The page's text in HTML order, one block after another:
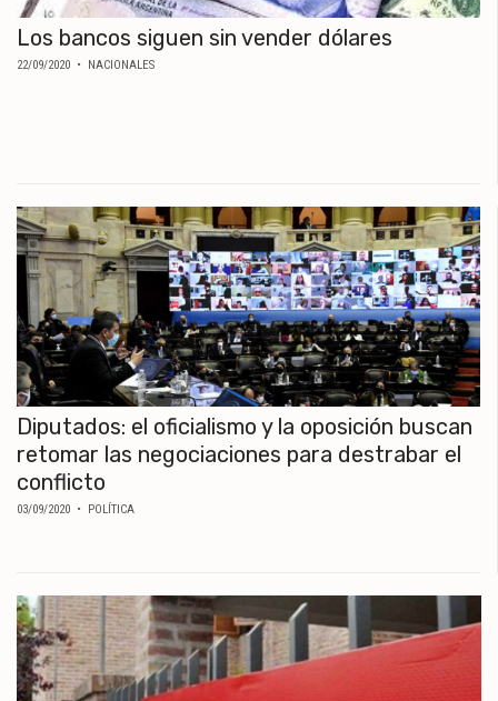
Los bancos siguen sin vender dólares
22/09/2020 • NACIONALES
Diputados: el oficialismo y la oposición buscan
retomar las negociaciones para destrabar el
conflicto
03/09/2020 • POLÍTICA